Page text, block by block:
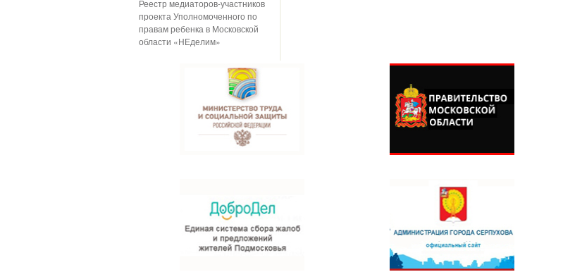
Реестр медиаторов-участников
проекта Уполномоченного по
правам ребенка в Московской
области «НЕделим»